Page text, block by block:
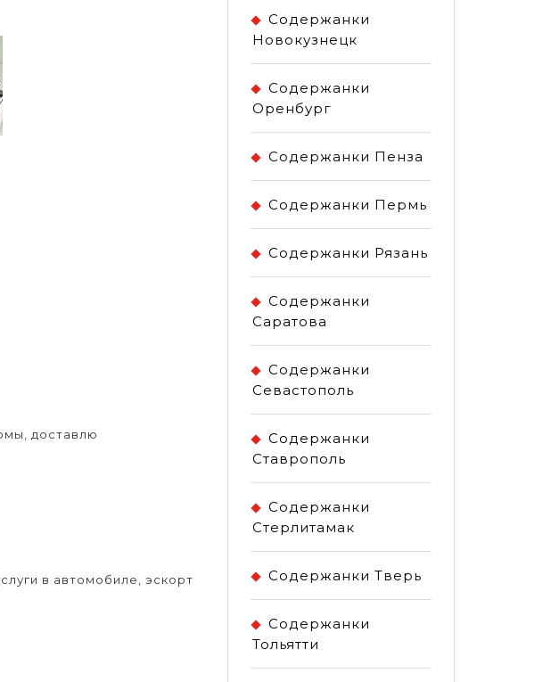
доставлю
в автомобиле, эскорт
Содержанки
Новокузнецк
Содержанки
Оренбург
Содержанки Пенза
Содержанки Пермь
Содержанки Рязань
Содержанки
Саратова
Содержанки
Севастополь
Содержанки
Ставрополь
Содержанки
Стерлитамак
Содержанки Тверь
Содержанки
Тольятти